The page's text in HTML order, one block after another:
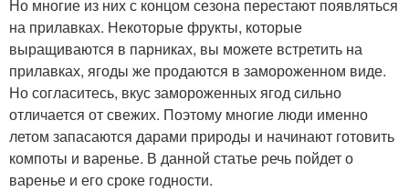
Банки с вареньем Варение с косточками
Варения в морозилке Вишневое варение
Но многие из них с концом сезона перестают появляться
на прилавках. Некоторые фрукты, которые
выращиваются в парниках, вы можете встретить на
прилавках, ягоды же продаются в замороженном виде.
Но согласитесь, вкус замороженных ягод сильно
отличается от свежих. Поэтому многие люди именно
летом запасаются дарами природы и начинают готовить
компоты и варенье. В данной статье речь пойдет о
варенье и его сроке годности.